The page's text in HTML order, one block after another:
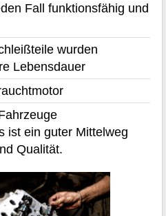
Fall funktionsfähig und
wurden
Lebensdauer
ist ein guter Mittelweg
Qualität.